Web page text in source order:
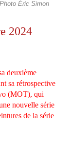
Éric Simon
2024
deuxième
sa rétrospective
(MOT), qui
nouvelle série
de la série